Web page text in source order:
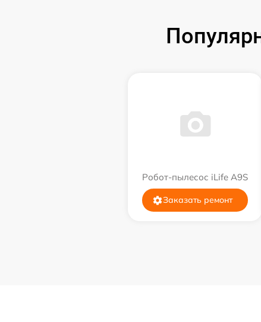
Робот-пылесос iLife A9S
Заказать ремонт